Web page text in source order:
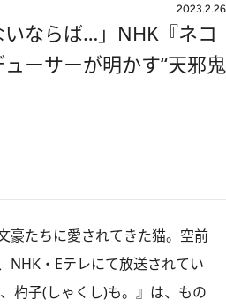
2023.2.26
いならば…」NHK『ネコ
ーサーが明かす“天邪鬼
豪たちに愛されてきた猫。空前
NHK・Eテレにて放送されてい
杓子(しゃくし)も。』は、もの